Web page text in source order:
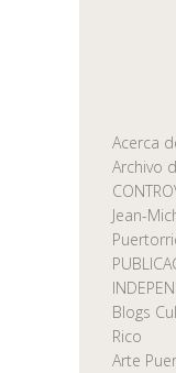
Acerca
Archivo
Jean-
Blogs
Rico
Arte